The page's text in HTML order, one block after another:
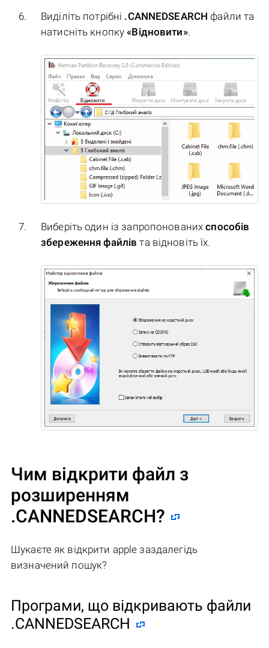
Виділіть потрібні .CANNEDSEARCH файли та
натисніть кнопку«Відновити».
Виберіть один із запропонованихспособів
збереження файлів та відновіть їх.
Чим відкрити файл з
розширенням
.CANNEDSEARCH?
Шукаєте як відкрити apple заздалегідь
визначений пошук?
Програми, що відкривають файли
.CANNEDSEARCH